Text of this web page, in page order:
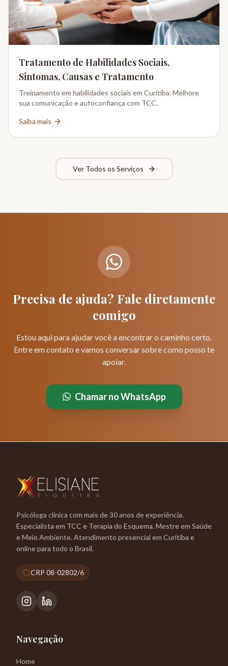
Tratamento de Habilidades Sociais,
Sintomas, Causas e Tratamento
Treinamento em habilidades sociais em Curitiba. Melhore
sua comunicação e autoconfiança com TCC.
Saiba mais
Ver Todos os Serviços
Precisa de ajuda? Fale diretamente
comigo
Estou aqui para ajudar você a encontrar o caminho certo.
Entre em contato e vamos conversar sobre como posso te
apoiar.
Chamar no WhatsApp
Psicóloga clínica com mais de 30 anos de experiência.
Especialista em TCC e Terapia do Esquema. Mestre em Saúde
e Meio Ambiente. Atendimento presencial em Curitiba e
online para todo o Brasil.
CRP 08-02802/6
Navegação
Home